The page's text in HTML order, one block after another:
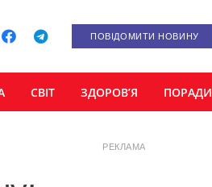
ПОВІДОМИТИ НОВИНУ
СВІТ ЗДОРОВ’Я ПОРАДИ
РЕКЛАМА